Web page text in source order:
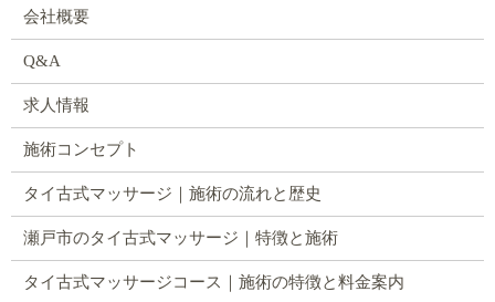
会社概要
Q&A
求人情報
施術コンセプト
タイ古式マッサージ｜施術の流れと歴史
瀬戸市のタイ古式マッサージ｜特徴と施術
タイ古式マッサージコース｜施術の特徴と料金案内